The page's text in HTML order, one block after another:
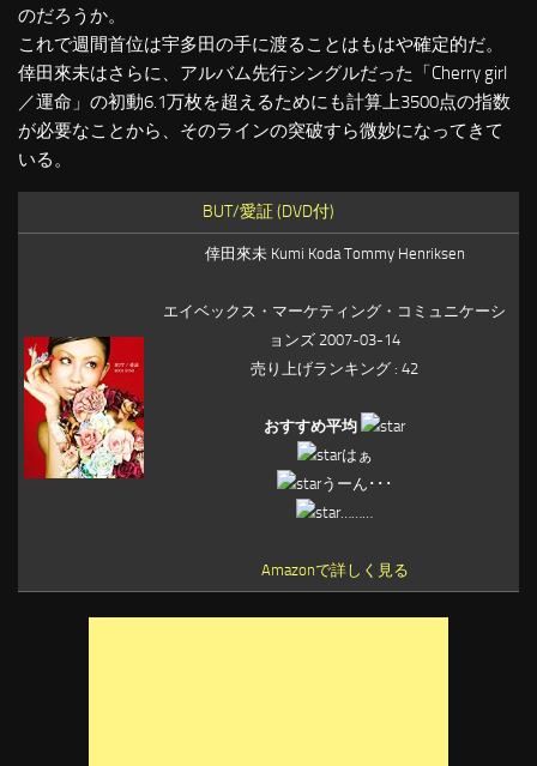
のだろうか。
これで週間首位は宇多田の手に渡ることはもはや確定的だ。
倖田來未はさらに、アルバム先行シングルだった「Cherry girl
／運命」の初動6.1万枚を超えるためにも計算上3500点の指数
が必要なことから、そのラインの突破すら微妙になってきて
いる。
BUT/愛証 (DVD付)
倖田來未 Kumi Koda Tommy Henriksen
エイベックス・マーケティング・コミュニケーシ
ョンズ 2007-03-14
売り上げランキング : 42
おすすめ平均
はぁ
うーん･･･
………
Amazonで詳しく見る